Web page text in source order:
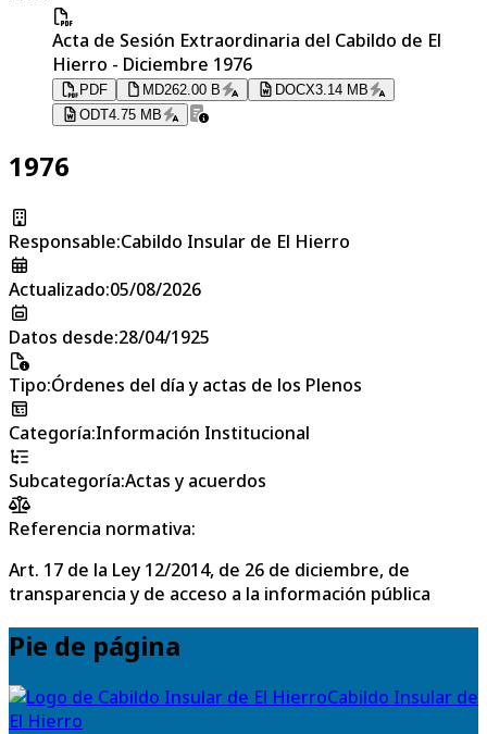
Acta de Sesión Extraordinaria del Cabildo de El
Hierro - Diciembre 1976
PDF MD262.00 B DOCX3.14 MB
ODT4.75 MB
1976
Responsable:Cabildo Insular de El Hierro
Actualizado:05/08/2026
Datos desde:28/04/1925
Tipo:Órdenes del día y actas de los Plenos
Categoría:Información Institucional
Subcategoría:Actas y acuerdos
Referencia normativa:
Art. 17 de la Ley 12/2014, de 26 de diciembre, de
transparencia y de acceso a la información pública
Pie de página
Cabildo Insular de
El Hierro